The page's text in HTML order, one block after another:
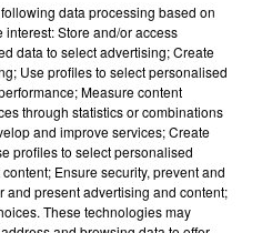
le plus grand sanglier du
18 ans
data processing based on
Store and/or access
data to select advertising; Create
Use profiles to select personalised
Measure content
through statistics or combinations
and improve services; Create
profiles to select personalised
Ensure security, prevent and
and present advertising and content;
These technologies may